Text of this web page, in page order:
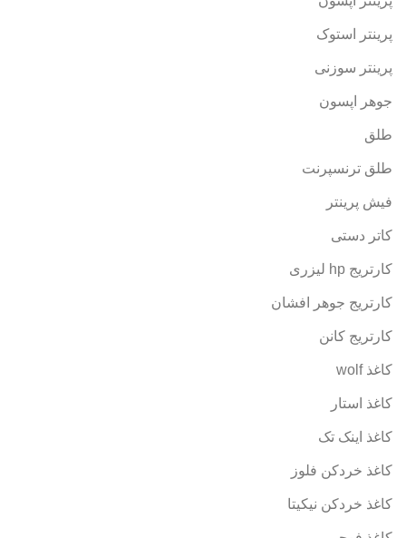
پرینتر استوک
پرینتر سوزنی
جوهر اپسون
طلق
طلق ترنسپرنت
فیش پرینتر
کاتر دستی
کارتریج hp لیزری
کارتریج جوهر افشان
کارتریج کانن
کاغذ wolf
کاغذ استار
کاغذ اینک تک
کاغذ خردکن فلوز
کاغذ خردکن نیکیتا